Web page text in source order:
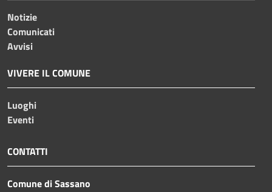
Notizie
Comunicati
Avvisi
VIVERE IL COMUNE
Luoghi
Eventi
CONTATTI
Comune di Sassano